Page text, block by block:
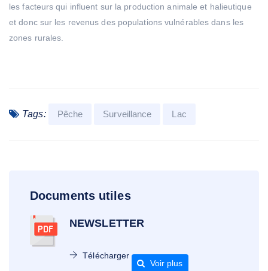
Documents utiles
NEWSLETTER
Télécharger
Voir plus
les facteurs qui influent sur la production animale et halieutique
et donc sur les revenus des populations vulnérables dans les
zones rurales.
Tags: Pêche Surveillance Lac